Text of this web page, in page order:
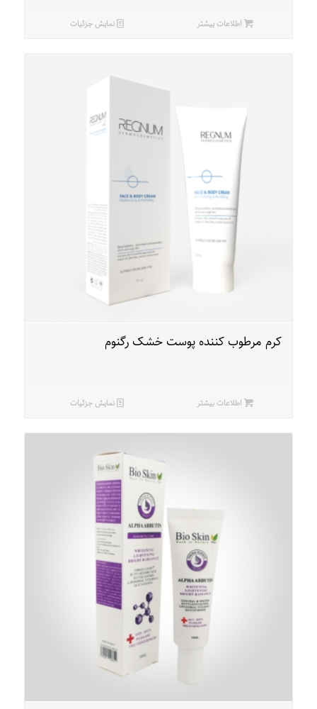
اطلاعات بیشتر نمایش جزئیات
کرم مرطوب کننده پوست خشک رگنوم
اطلاعات بیشتر نمایش جزئیات